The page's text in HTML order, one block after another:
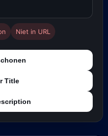
Niet in URL
Title